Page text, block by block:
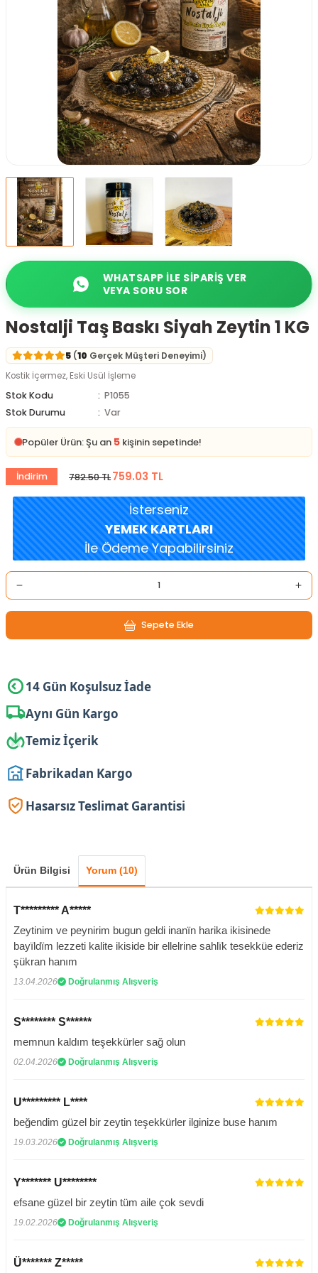
WHATSAPP ILE SIPARIŞ VER
VEYA SORU SOR
Nostalji Taş Baskı Siyah Zeytin 1 KG
5 (10 Gerçek Müşteri Deneyimi)
Kostik İçermez, Eski Usül İşleme
Stok Kodu
P1055
Stok Durumu
Var
Popüler Ürün: Şu an 5 kişinin sepetinde!
İndirim 782.50 TL759.03 TL
İsterseniz
YEMEK KARTLARI
İle Ödeme Yapabilirsiniz
Sepete Ekle
14 Gün Koşulsuz İade
Aynı Gün Kargo
Temiz İçerik
Fabrikadan Kargo
Hasarsız Teslimat Garantisi
Ürün Bilgisi Yorum (10)
T********* A*****
Zeytinim ve peynirim bugun geldi inanïn harika ikisinede
bayïldïm lezzeti kalite ikiside bir ellelrine sahlïk tesekküe ederiz
şükran hanım
13.04.2026 Doğrulanmış Alışveriş
S******** S******
memnun kaldım teşekkürler sağ olun
02.04.2026 Doğrulanmış Alışveriş
U********* L****
beğendim güzel bir zeytin teşekkürler ilginize buse hanım
19.03.2026 Doğrulanmış Alışveriş
Y******* U********
efsane güzel bir zeytin tüm aile çok sevdi
19.02.2026 Doğrulanmış Alışveriş
Ü******* Z*****